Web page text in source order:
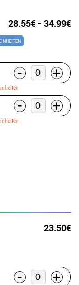
28.55€ - 34.99€
- +
- +
23.50€
- +